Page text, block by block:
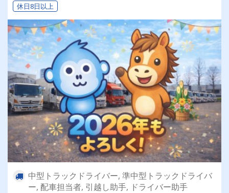
休日8日以上
中型トラックドライバー, 準中型トラックドライバ
ー, 配車担当者, 引越し助手, ドライバー助手